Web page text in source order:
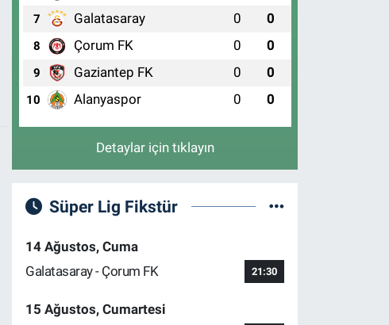
7 Galatasaray 0 0
8 Çorum FK 0 0
9 Gaziantep FK 0 0
10 Alanyaspor 0 0
Detaylar için tıklayın
Süper Lig Fikstür
14 Ağustos, Cuma
Galatasaray - Çorum FK
21:30
15 Ağustos, Cumartesi